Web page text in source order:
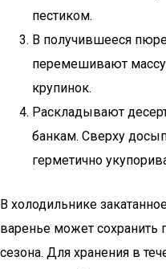
пестиком.
В получившееся
перемешивают массу
крупинок.
Раскладывают
банкам. Сверху
герметично
В холодильнике
варенье может сохранить
сезона. Для хранения в